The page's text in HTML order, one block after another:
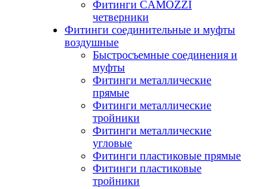
Фитинги CAMOZZI
четверники
Фитинги соединительные и муфты
воздушные
Быстросъемные соединения и
муфты
Фитинги металлические
прямые
Фитинги металлические
тройники
Фитинги металлические
угловые
Фитинги пластиковые прямые
Фитинги пластиковые
тройники